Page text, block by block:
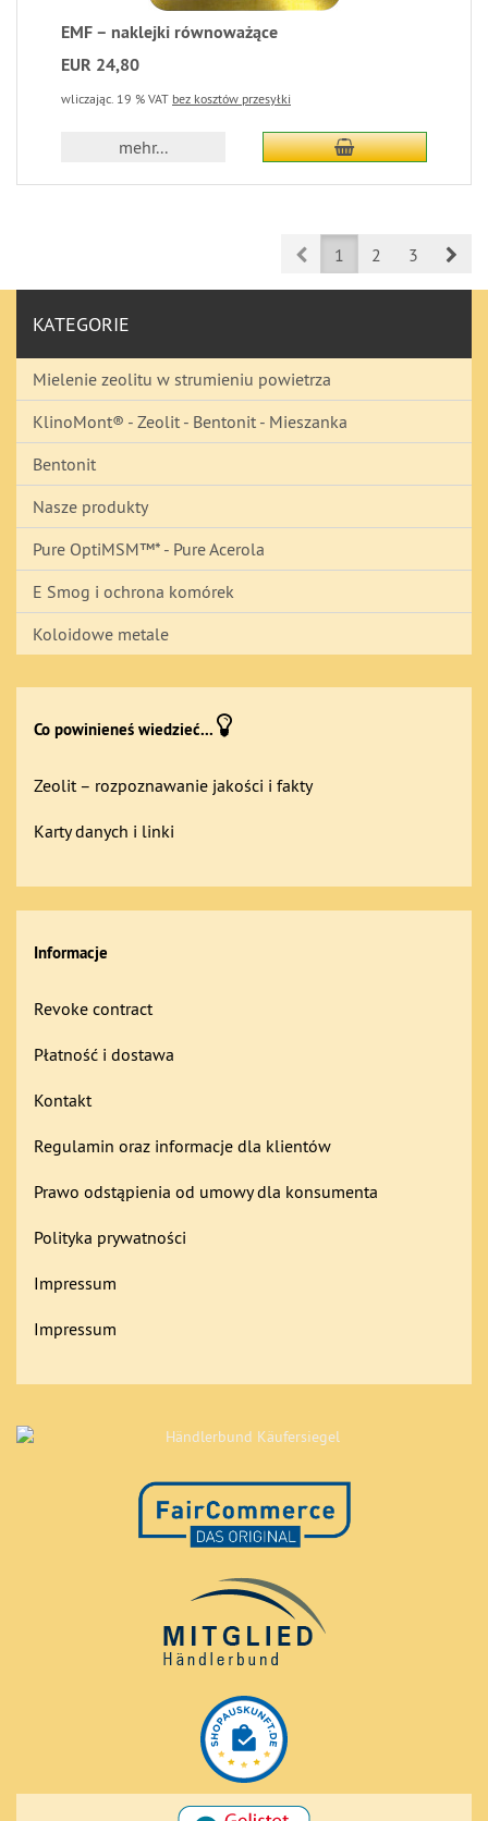
EMF – naklejki równoważące
EUR 24,80
wliczając. 19 % VAT bez kosztów przesyłki
mehr...
Prev1 2 3
KATEGORIE
Mielenie zeolitu w strumieniu powietrza
KlinoMont® - Zeolit - Bentonit - Mieszanka
Bentonit
Nasze produkty
Pure OptiMSM™* - Pure Acerola
E Smog i ochrona komórek
Koloidowe metale
Co powinieneś wiedzieć...
Zeolit – rozpoznawanie jakości i fakty
Karty danych i linki
Informacje
Revoke contract
Płatność i dostawa
Kontakt
Regulamin oraz informacje dla klientów
Prawo odstąpienia od umowy dla konsumenta
Polityka prywatności
Impressum
Impressum